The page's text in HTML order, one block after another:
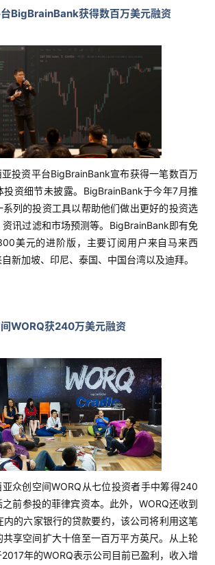
BigBrainBank获得数百万美元融资
投资平台BigBrainBank宣布获得一笔数百万
投资细节未披露。BigBrainBank于今年7月推
系列的投资工具以帮助他们做出更好的投资选
讯过滤和市场预测等。BigBrainBank即有免
美元的进阶版，主要订阅用户来自马来西
新加坡、印尼、泰国、中国台湾以及迪拜。
WORQ获240万美元融资
众创空间WORQ从七位投资者手中筹得240
前参投的菲律宾资本。此外，WORQ还收到
内的六家银行的贷款要约，该公司将利用这笔
享空间扩大十倍至一百万平方英尺。从上轮
年的WORQ表示公司目前已盈利，收入增